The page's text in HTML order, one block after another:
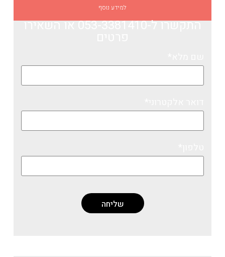
למידע נוסף
התקשרו ל-053-3381410​ או השאירו